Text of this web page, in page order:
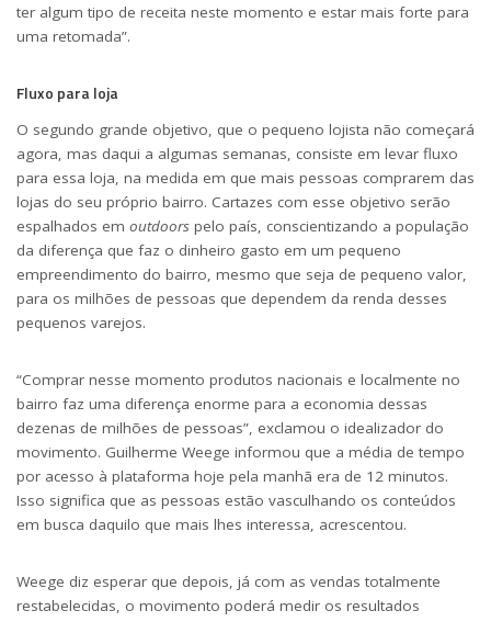
ter algum tipo de receita neste momento e estar mais forte para
uma retomada”.
Fluxo para loja
O segundo grande objetivo, que o pequeno lojista não começará
agora, mas daqui a algumas semanas, consiste em levar fluxo
para essa loja, na medida em que mais pessoas comprarem das
lojas do seu próprio bairro. Cartazes com esse objetivo serão
espalhados em outdoors pelo país, conscientizando a população
da diferença que faz o dinheiro gasto em um pequeno
empreendimento do bairro, mesmo que seja de pequeno valor,
para os milhões de pessoas que dependem da renda desses
pequenos varejos.
“Comprar nesse momento produtos nacionais e localmente no
bairro faz uma diferença enorme para a economia dessas
dezenas de milhões de pessoas”, exclamou o idealizador do
movimento. Guilherme Weege informou que a média de tempo
por acesso à plataforma hoje pela manhã era de 12 minutos.
Isso significa que as pessoas estão vasculhando os conteúdos
em busca daquilo que mais lhes interessa, acrescentou.
Weege diz esperar que depois, já com as vendas totalmente
restabelecidas, o movimento poderá medir os resultados